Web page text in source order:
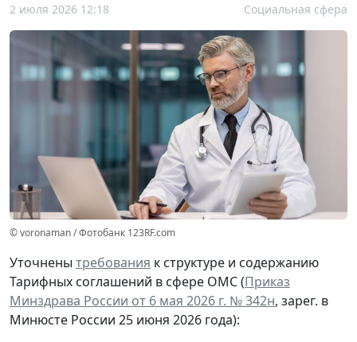
2 июля 2026 12:18 Социальная сфера
© voronaman / Фотобанк 123RF.com
Уточнены требования к структуре и содержанию
Тарифных соглашений в сфере ОМС (Приказ
Минздрава России от 6 мая 2026 г. № 342н, зарег. в
Минюсте России 25 июня 2026 года):